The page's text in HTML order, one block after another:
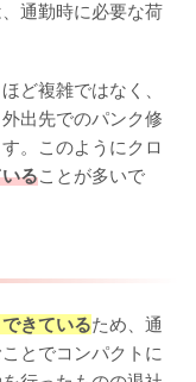
通勤時に必要な荷
ど複雑ではなく、
出先でのパンク修
。このようにクロ
ることが多いで
きているため、通
とでコンパクトに